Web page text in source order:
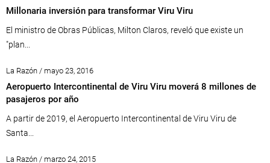
Millonaria inversión para transformar Viru Viru
El ministro de Obras Públicas, Milton Claros, reveló que existe un
"plan...
La Razón / mayo 23, 2016
Aeropuerto Intercontinental de Viru Viru moverá 8 millones de
pasajeros por año
A partir de 2019, el Aeropuerto Intercontinental de Viru Viru de
Santa...
La Razón / marzo 24, 2015